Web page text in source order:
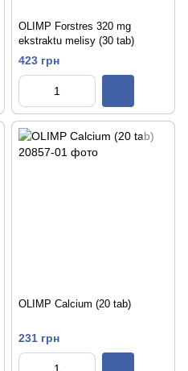
OLIMP Forstres 320 mg
ekstraktu melisy (30 tab)
423 грн
OLIMP Calcium (20 tab)
231 грн